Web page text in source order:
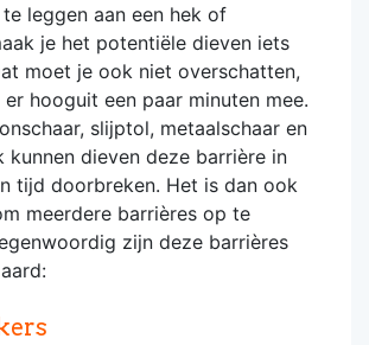
leggen aan een hek of
je het potentiële dieven iets
moet je ook niet overschatten,
hooguit een paar minuten mee.
slijptol, metaalschaar en
kunnen dieven deze barrière in
tijd doorbreken. Het is dan ook
meerdere barrières op te
zijn deze barrières